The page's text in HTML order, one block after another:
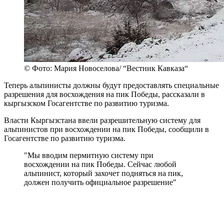
© Фото: Мария Новоселова/ “Вестник Кавказа“
Теперь альпинисты должны будут предоставлять специальные
разрешения для восхождения на пик Победы, рассказали в
кыргызском Госагентстве по развитию туризма.
Власти Кыргызстана ввели разрешительную систему для
альпинистов при восхождении на пик Победы, сообщили в
Госагентстве по развитию туризма.
"Мы вводим пермитную систему при
восхождении на пик Победы. Сейчас любой
альпинист, который захочет подняться на пик,
должен получить официальное разрешение"